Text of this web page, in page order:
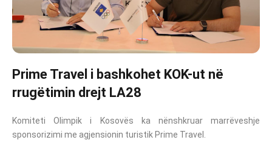
Prime Travel i bashkohet KOK-ut në
rrugëtimin drejt LA28
Komiteti Olimpik i Kosovës ka nënshkruar marrëveshje
sponsorizimi me agjensionin turistik Prime Travel.